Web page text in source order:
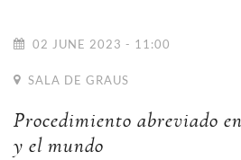
02 JUNE 2023 - 11:00
SALA DE GRAUS
Procedimiento abreviado
y el mundo